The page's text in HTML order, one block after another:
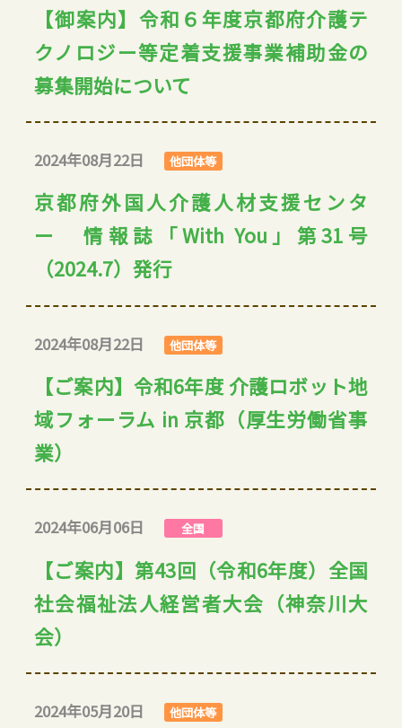
【御案内】令和６年度京都府介護テ
クノロジー等定着支援事業補助金の
募集開始について
2024年08月22日 他団体等
京都府外国人介護人材支援センタ
ー 情報誌「With You」第31号
（2024.7）発行
2024年08月22日 他団体等
【ご案内】令和6年度 介護ロボット地
域フォーラム in 京都（厚生労働省事
業）
2024年06月06日 全国
【ご案内】第43回（令和6年度）全国
社会福祉法人経営者大会（神奈川大
会）
2024年05月20日 他団体等